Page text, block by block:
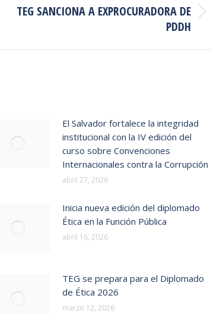
Publicación
TEG SANCIONA A EXPROCURADORA DE
PDDH
El Salvador fortalece la integridad
institucional con la IV edición del
curso sobre Convenciones
Internacionales contra la Corrupción
abril 27, 2026
Inicia nueva edición del diplomado
Ética en la Función Pública
abril 16, 2026
TEG se prepara para el Diplomado
de Ética 2026
marzo 12, 2026